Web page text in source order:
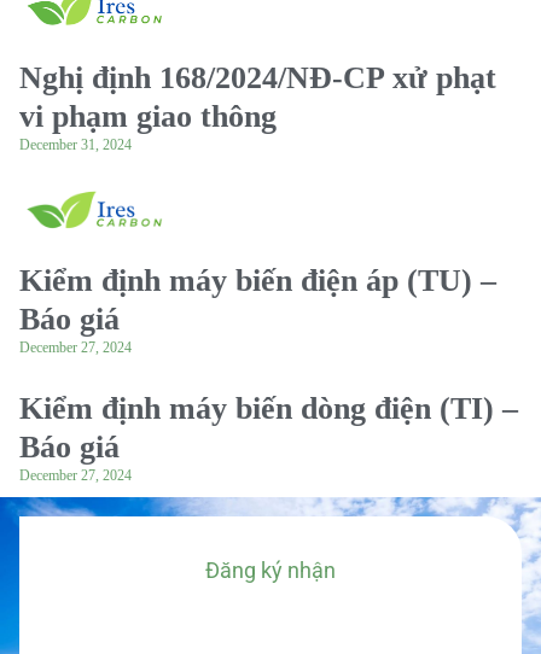
Nghị định 168/2024/NĐ-CP xử phạt
vi phạm giao thông
December 31, 2024
Kiểm định máy biến điện áp (TU) –
Báo giá
December 27, 2024
Kiểm định máy biến dòng điện (TI) –
Báo giá
December 27, 2024
Đăng ký nhận